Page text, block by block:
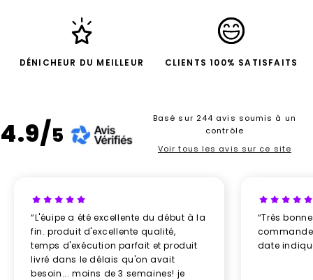
DÉNICHEUR DU MEILLEUR CLIENTS 100% SATISFAITS
4.9/5
Basé sur 244 avis soumis à un
contrôle
Voir tous les avis sur ce site
“L'éuipe a été excellente du début à la
fin. produit d'excellente qualité,
temps d'exécution parfait et produit
livré dans le délais qu'on avait
besoin... moins de 3 semaines! je
“Très
date